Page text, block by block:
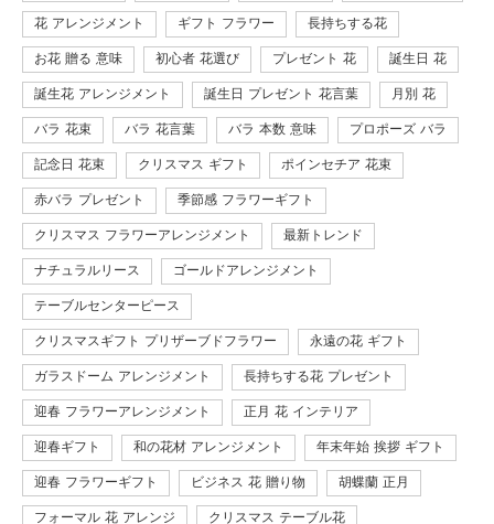
花 アレンジメント ギフト フラワー 長持ちする花
お花 贈る 意味 初心者 花選び プレゼント 花 誕生日 花
誕生花 アレンジメント 誕生日 プレゼント 花言葉 月別 花
バラ 花束 バラ 花言葉 バラ 本数 意味 プロポーズ バラ
記念日 花束 クリスマス ギフト ポインセチア 花束
赤バラ プレゼント 季節感 フラワーギフト
クリスマス フラワーアレンジメント 最新トレンド
ナチュラルリース ゴールドアレンジメント
テーブルセンターピース
クリスマスギフト プリザーブドフラワー 永遠の花 ギフト
ガラスドーム アレンジメント 長持ちする花 プレゼント
迎春 フラワーアレンジメント 正月 花 インテリア
迎春ギフト 和の花材 アレンジメント 年末年始 挨拶 ギフト
迎春 フラワーギフト ビジネス 花 贈り物 胡蝶蘭 正月
フォーマル 花 アレンジ クリスマス テーブル花